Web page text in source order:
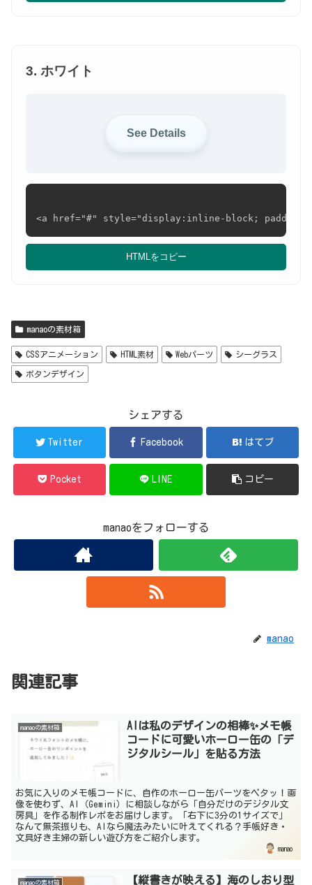
3. ホワイト
See Details
<a href="#" style="display:inline-block;
HTMLをコピー
manaoの素材箱
CSSアニメーション HTML素材 Webパーツ シーグラス
ボタンデザイン
シェアする
Twitter Facebook はてブ
Pocket LINE コピー
manaoをフォローする
manao
関連記事
manaoの素材箱
AIは私のデザインの相棒✨メモ帳
コードに可愛いホーロー缶の「デ
ジタルシール」を貼る方法
お気に入りのメモ帳コードに、自作のホーロー缶パーツをペタッ！画
像を使わず、AI（Gemini）に相談しながら「自分だけのデジタル文
房具」を作る制作レポをお届けします。「右下に3分の1サイズで」
なんて無茶振りも、AIなら魔法みたいに叶えてくれる？手帳好き・
文具好き主婦の新しい遊び方をご紹介します。
manao
manaoの素材箱
【縦書きが映える】海のしおり型